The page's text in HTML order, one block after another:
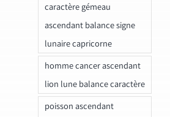
caractère gémeau
ascendant balance signe
lunaire capricorne
homme cancer ascendant
lion lune balance caractère
poisson ascendant